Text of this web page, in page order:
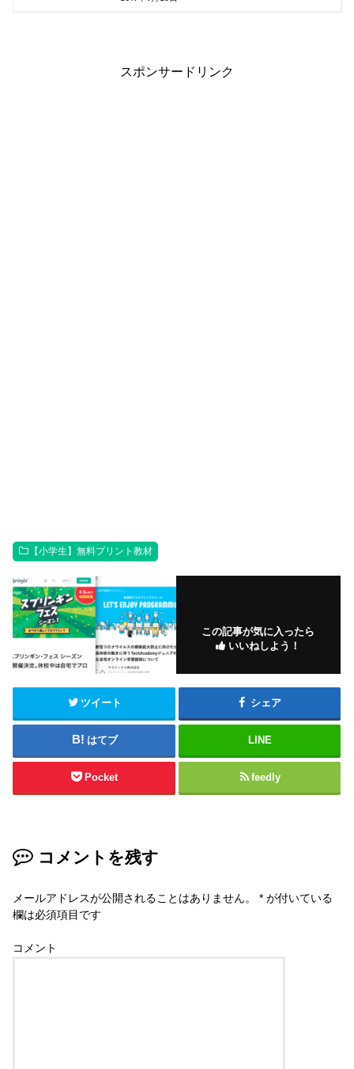
スポンサードリンク
【小学生】無料プリント教材
この記事が気に入ったら
いいねしよう！
ツイート シェア
はてブ LINE
Pocket feedly
コメントを残す
メールアドレスが公開されることはありません。 * が付いている
欄は必須項目です
コメント